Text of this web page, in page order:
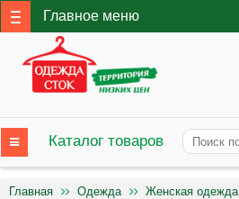
Главное меню
Каталог товаров
Главная Одежда Женская одежда